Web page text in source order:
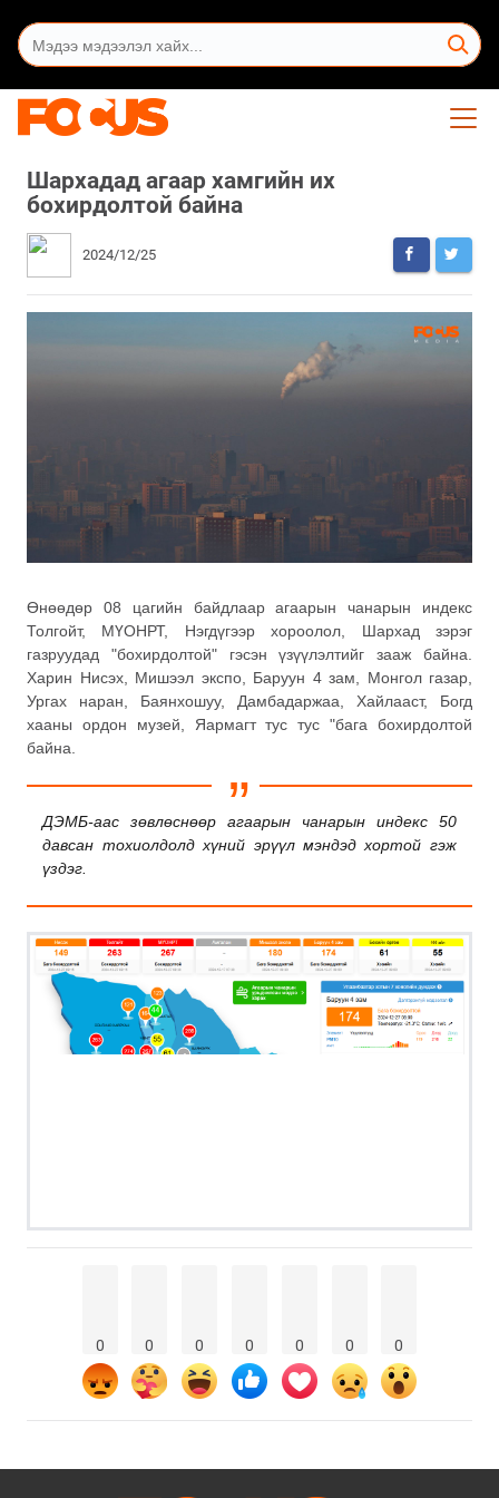
Шархадад агаар хамгийн их
бохирдолтой байна
2024/12/25
Өнөөдөр 08 цагийн байдлаар агаарын чанарын индекс
Толгойт, МҮОНРТ, Нэгдүгээр хороолол, Шархад зэрэг
газруудад "бохирдолтой" гэсэн үзүүлэлтийг зааж байна.
Харин Нисэх, Мишээл экспо, Баруун 4 зам, Монгол газар,
Ургах наран, Баянхошуу, Дамбадаржаа, Хайлааст, Богд
хааны ордон музей, Яармагт тус тус "бага бохирдолтой
байна.
ДЭМБ-аас зөвлөснөөр агаарын чанарын индекс 50
давсан тохиолдолд хүний эрүүл мэндэд хортой гэж
үздэг.
0 0 0 0 0 0 0